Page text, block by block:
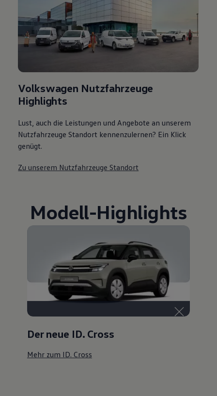
Volkswagen Nutzfahrzeuge
Highlights
Lust, auch die Leistungen und Angebote an unserem
Nutzfahrzeuge Standort kennenzulernen? Ein Klick
genügt.
Zu unserem Nutzfahrzeuge Standort
Modell-Highlights
Der neue ID. Cross
Mehr zum ID. Cross